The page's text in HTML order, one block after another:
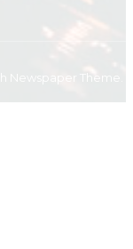
Newspaper Theme.